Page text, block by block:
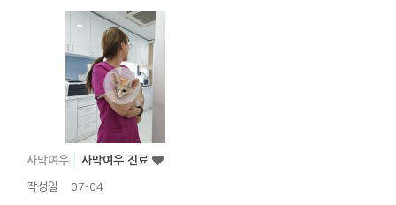
사막여우 사막여우 진료
작성일 07-04